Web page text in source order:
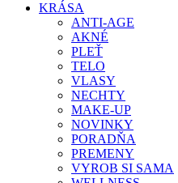
KRÁSA
ANTI-AGE
AKNÉ
PLEŤ
TELO
VLASY
NECHTY
MAKE-UP
NOVINKY
PORADŇA
PREMENY
VYROB SI SAMA